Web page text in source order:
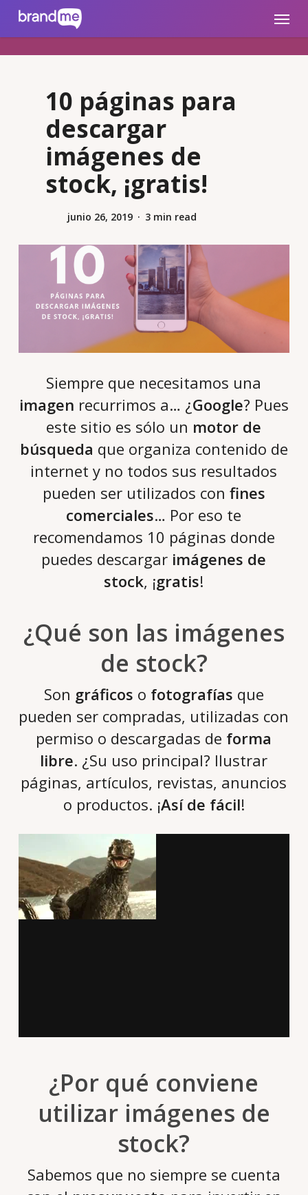
brandme.la Menu
10 páginas para
descargar
imágenes de
stock, ¡gratis!
junio 26, 2019 3 min read
Siempre que necesitamos una
imagen recurrimos a… ¿Google? Pues
este sitio es sólo un motor de
búsqueda que organiza contenido de
internet y no todos sus resultados
pueden ser utilizados con fines
comerciales… Por eso te
recomendamos 10 páginas donde
puedes descargar imágenes de
stock, ¡gratis!
¿Qué son las imágenes
de stock?
Son gráficos o fotografías que
pueden ser compradas, utilizadas con
permiso o descargadas de forma
libre. ¿Su uso principal? Ilustrar
páginas, artículos, revistas, anuncios
o productos. ¡Así de fácil!
¿Por qué conviene
utilizar imágenes de
stock?
Sabemos que no siempre se cuenta